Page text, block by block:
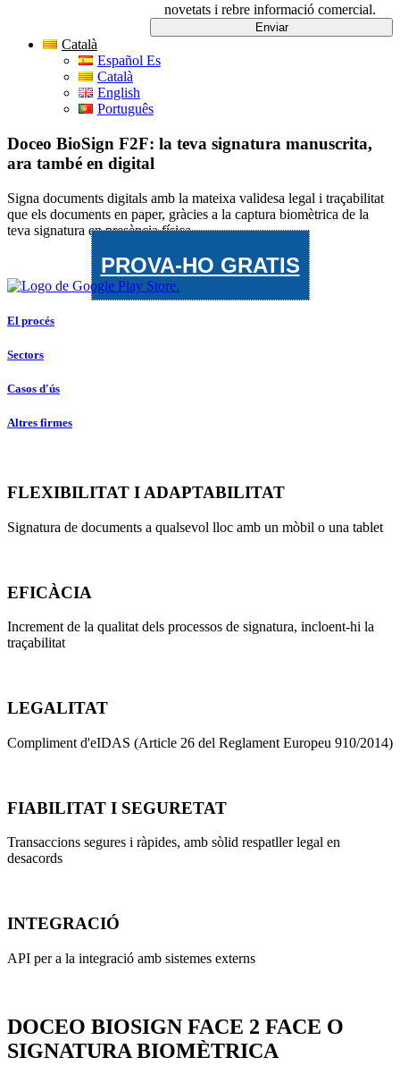
novetats i rebre informació comercial.
Català
Español Es
Català
English
Português
Doceo BioSign F2F: la teva signatura manuscrita,
ara també en digital
Signa documents digitals amb la mateixa validesa legal i traçabilitat
que els documents en paper, gràcies a la captura biomètrica de la
teva signatura en presència física
PROVA-HO GRATIS
El procés
Sectors
Casos d'ús
Altres firmes
FLEXIBILITAT I ADAPTABILITAT
Signatura de documents a qualsevol lloc amb un mòbil o una tablet
EFICÀCIA
Increment de la qualitat dels processos de signatura, incloent-hi la
traçabilitat
LEGALITAT
Compliment d'eIDAS (Article 26 del Reglament Europeu 910/2014)
FIABILITAT I SEGURETAT
Transaccions segures i ràpides, amb sòlid respatller legal en
desacords
INTEGRACIÓ
API per a la integració amb sistemes externs
DOCEO BIOSIGN FACE 2 FACE O
SIGNATURA BIOMÈTRICA